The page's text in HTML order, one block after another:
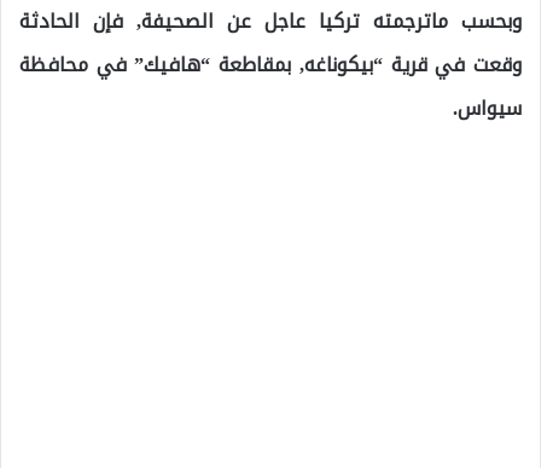
وبحسب ماترجمته تركيا عاجل عن الصحيفة, فإن الحادثة
وقعت في قرية “بيكوناغه, بمقاطعة “هافيك” في محافظة
سيواس.